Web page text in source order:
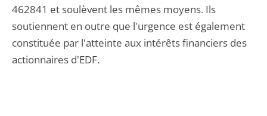
462841 et soulèvent les mêmes moyens. Ils
soutiennent en outre que l'urgence est également
constituée par l'atteinte aux intérêts financiers des
actionnaires d'EDF.